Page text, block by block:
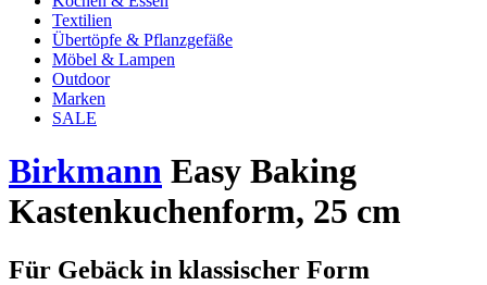
Textilien
Übertöpfe & Pflanzgefäße
Möbel & Lampen
Outdoor
Marken
SALE
Birkmann Easy Baking
Kastenkuchenform, 25 cm
Für Gebäck in klassischer Form